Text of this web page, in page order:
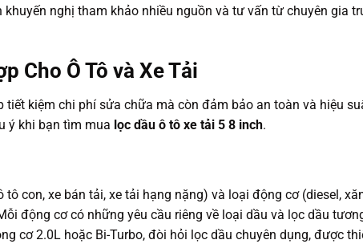
nghị tham khảo nhiều nguồn và tư vấn từ chuyên gia
Cho Ô Tô và Xe Tải
kiệm chi phí sửa chữa mà còn đảm bảo an toàn và hiệu
ý khi bạn tìm mua lọc dầu ô tô xe tải 5 8 inch.
con, xe bán tải, xe tải hạng nặng) và loại động cơ (diesel,
động cơ có những yêu cầu riêng về loại dầu và lọc dầu
cơ 2.0L hoặc Bi-Turbo, đòi hỏi lọc dầu chuyên dụng, được